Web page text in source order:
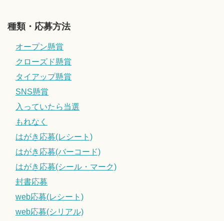
種類・応募方法
オープン懸賞
クローズド懸賞
タイアップ懸賞
SNS懸賞
入っていたら当選
もれなく
はがき応募(レシート)
はがき応募(バーコード)
はがき応募(シール・マーク)
封書応募
web応募(レシート)
web応募(シリアル)